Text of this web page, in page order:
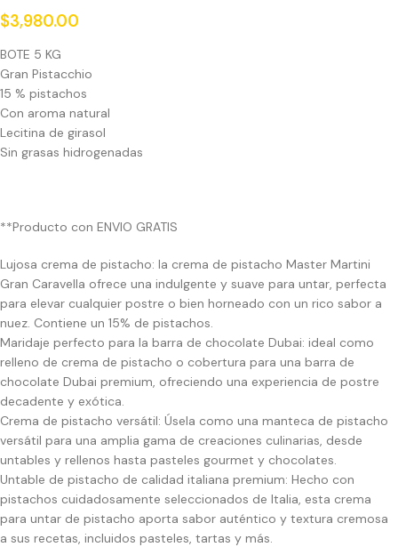
$3,980.00
BOTE 5 KG
Gran Pistacchio
15 % pistachos
Con aroma natural
Lecitina de girasol
Sin grasas hidrogenadas
**Producto con ENVIO GRATIS
Lujosa crema de pistacho: la crema de pistacho Master Martini
Gran Caravella ofrece una indulgente y suave para untar, perfecta
para elevar cualquier postre o bien horneado con un rico sabor a
nuez. Contiene un 15% de pistachos.
Maridaje perfecto para la barra de chocolate Dubai: ideal como
relleno de crema de pistacho o cobertura para una barra de
chocolate Dubai premium, ofreciendo una experiencia de postre
decadente y exótica.
Crema de pistacho versátil: Úsela como una manteca de pistacho
versátil para una amplia gama de creaciones culinarias, desde
untables y rellenos hasta pasteles gourmet y chocolates.
Untable de pistacho de calidad italiana premium: Hecho con
pistachos cuidadosamente seleccionados de Italia, esta crema
para untar de pistacho aporta sabor auténtico y textura cremosa
a sus recetas, incluidos pasteles, tartas y más.